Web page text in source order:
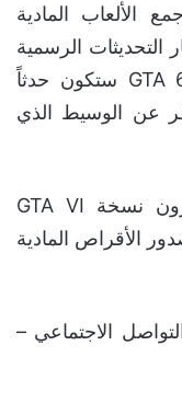
المادية
التحديثات الرسمية
أو النسخ المستقبليّة؛ فالمؤكد أن GTA 6 ستكون حدثاً
عن الوسيط الذي
هل ستشترون نسخة GTA VI
الأقراص المادية
الاجتماعي –